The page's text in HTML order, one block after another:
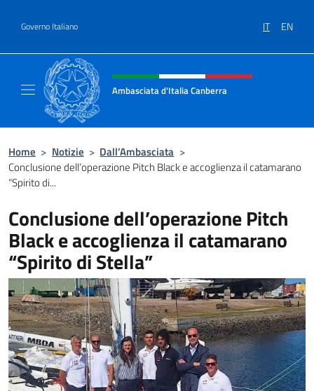
Governo Italiano IT EN
Intestazione sito, social e menù
Ambasciata d'Italia Canberra
Home > Notizie > Dall’Ambasciata >
Conclusione dell’operazione Pitch Black e accoglienza il catamarano
“Spirito di...
Conclusione dell’operazione Pitch
Black e accoglienza il catamarano
“Spirito di Stella”